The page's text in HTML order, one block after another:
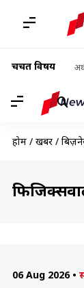
चर्चित विषय
होम / खबरें /
06 Aug 2026 •